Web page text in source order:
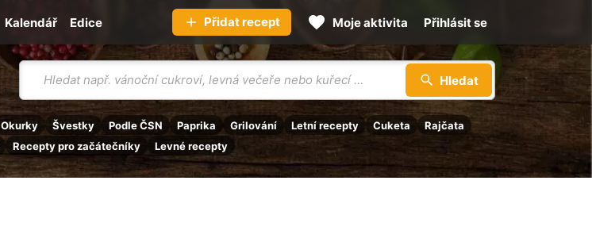
Vyhledávání
Hledat
Okurky Švestky Podle ČSN Paprika Grilování Letní recepty Cuketa
Rajčata
Recepty pro začátečníky Levné recepty
Kalendář Edice Přidat recept Moje aktivita Přihlásit se